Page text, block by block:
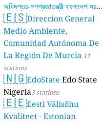
অধিদপ্তর-গণপ্রজাতন্ত্রী বাংলাদেশ সরকার
17 stations
🇪🇸Direccion General
Medio Ambiente,
Comunidad Autónoma De
La Región De Murcia 11
stations
🇳🇬EdoState Edo State
Nigeria3 stations
🇪🇪Eesti Välisõhu
Kvaliteet - Estonian